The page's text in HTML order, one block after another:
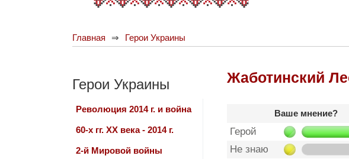
Главная Герои Украины
Жаботинский
Ваше мнение?
Герой
Не знаю
Герои Украины
Революция 2014 г. и война
60-х гг. ХХ века - 2014 г.
2-й Мировой войны